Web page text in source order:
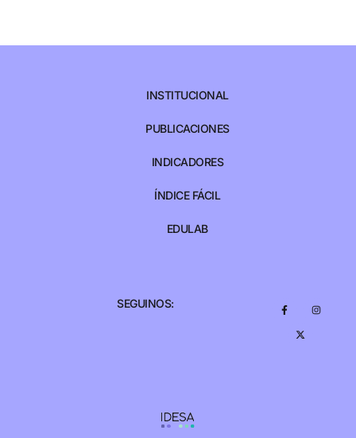
INSTITUCIONAL
PUBLICACIONES
INDICADORES
ÍNDICE FÁCIL
EDULAB
SEGUINOS: